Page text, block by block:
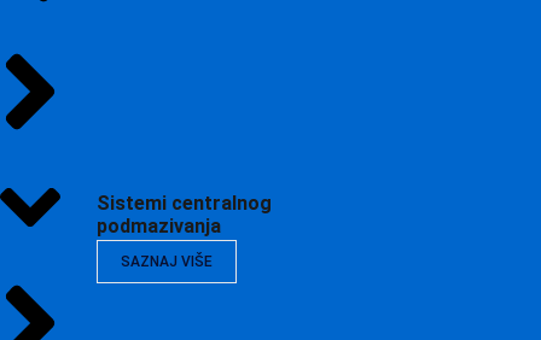
Sistemi centralnog
podmazivanja
SAZNAJ VIŠE